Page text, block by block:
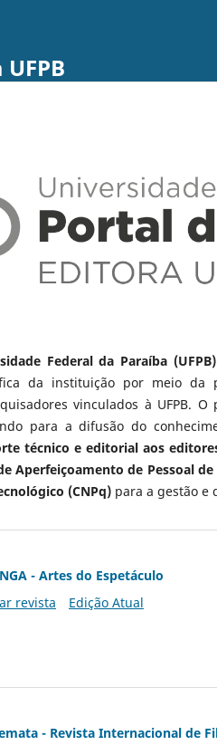
Federal da Paraíba (UFPB)
da instituição por meio da
vinculados à UFPB. O
para a difusão do
técnico e editorial aos
Aperfeiçoamento de Pessoal de
(CNPq) para a gestão e
- Artes do Espetáculo
revista
Edição Atual
- Revista Internacional de